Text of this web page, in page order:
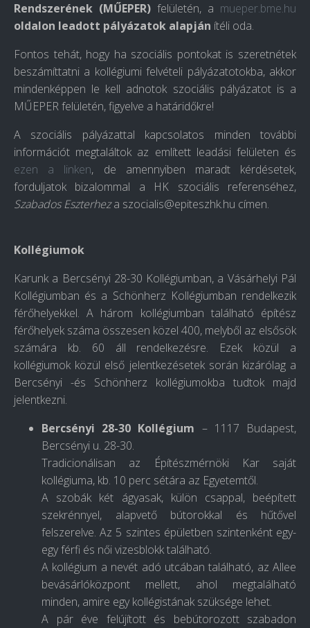
Rendszerének (MŰEPER) felületén, a mueper.bme.hu
oldalon leadott pályázatok alapján ítéli oda.
Fontos tehát, hogy ha szociális pontokat is szeretnétek
beszámíttatni a kollégiumi felvételi pályázatotokba, akkor
mindenképpen le kell adnotok szociális pályázatot is a
MŰEPER felületén, figyelve a határidőkre!
A szociális pályázattal kapcsolatos minden további
információt megtaláltok az említett leadási felületen és
ezen a linken, de amennyiben maradt kérdésetek,
forduljatok bizalommal a HK szociális referenséhez,
Szabados Eszterhez a szocialis@epiteszhk.hu címen.
Kollégiumok
Karunk a Bercsényi 28-30 Kollégiumban, a Vásárhelyi Pál
Kollégiumban és a Schönherz Kollégiumban rendelkezik
férőhelyekkel. A három kollégiumban található építész
férőhelyek száma összesen közel 400, melyből az elsősök
számára kb. 60 áll rendelkezésre. Ezek közül a
kollégiumok közül első jelentkezésetek során kizárólag a
Bercsényi -és Schönherz kollégiumokba tudtok majd
jelentkezni.
Bercsényi 28-30 Kollégium – 1117 Budapest,
Bercsényi u. 28-30.
Tradicionálisan az Építészmérnöki Kar saját
kollégiuma, kb. 10 perc sétára az Egyetemtől.
A szobák két ágyasak, külön csappal, beépített
szekrénnyel, alapvető bútorokkal és hűtővel
felszerelve. Az 5 szintes épületben szintenként egy-
egy férfi és női vizesblokk található.
A kollégium a nevét adó utcában található, az Allee
bevásárlóközpont mellett, ahol megtalálható
minden, amire egy kollégistának szüksége lehet.
A pár éve felújított és bebútorozott szabadon